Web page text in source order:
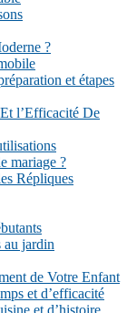
?
et étapes
l’Efficacité De
mariage ?
Répliques
au jardin
de Votre Enfant
et d’efficacité
et d’histoire